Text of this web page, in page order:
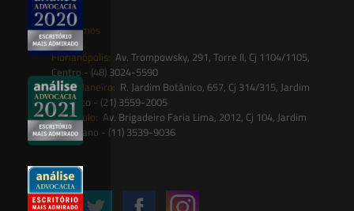
Onde estamos
Florianópolis: Av. Trompowsky, 291, Torre II, Cj 1104/1105,
Centro - (48) 3024-5590
Rio de Janeiro: R. Jardim Botânico, 657, Cj 314/315, Jardim
Botânico - (21) 3559-2005
São Paulo: Av. Brigadeiro Faria Lima, 2012, Cj 104, Jardim
Paulistano - (11) 3539-9036
Siga-nos